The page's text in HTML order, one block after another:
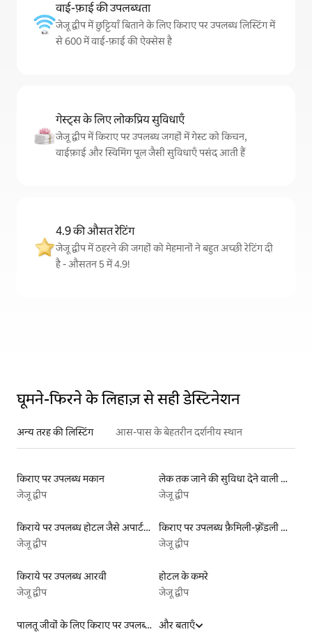
वाई-फ़ाई की उपलब्धता
जेजू द्वीप में छुट्टियाँ बिताने के लिए किराए पर उपलब्ध लिस्टिंग में
से 600 में वाई-फ़ाई की ऐक्सेस है
गेस्ट्स के लिए लोकप्रिय सुविधाएँ
जेजू द्वीप में किराए पर उपलब्ध जगहों में गेस्ट को किचन,
वाईफ़ाई और स्विमिंग पूल जैसी सुविधाएँ पसंद आती हैं
4.9 की औसत रेटिंग
जेजू द्वीप में ठहरने की जगहों को मेहमानों ने बहुत अच्छी रेटिंग दी
है - औसतन 5 में 4.9!
घूमने-फिरने के लिहाज़ से सही डेस्टिनेशन
अन्य तरह की लिस्टिंग आस-पास के बेहतरीन दर्शनीय स्थान
किराए पर उपलब्ध मकान
जेजू द्वीप
लेक तक जाने की सुविधा देने वाली किराये पर उपलब्ध लिस्टिंग
जेजू द्वीप
किराये पर उपलब्ध होटल जैसे अपार्टमेंट
जेजू द्वीप
किराए पर उपलब्ध फ़ैमिली-फ़्रेंडली लिस्टिंग
जेजू द्वीप
किराये पर उपलब्ध आरवी
जेजू द्वीप
होटल के कमरे
जेजू द्वीप
पालतू जीवों के लिए किराए पर उपलब्ध लिस्टिंग और बताएँ